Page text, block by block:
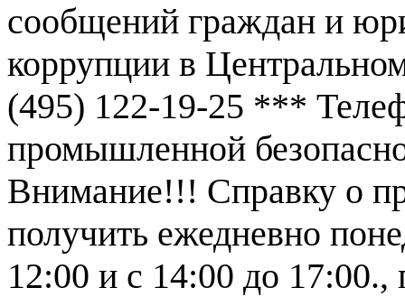
сообщений граждан и
коррупции в
(495) 122-19-25 ***
промышленной
Внимание!!! Справку о
получить ежедневно
12:00 и с 14:00 до 17:00.,